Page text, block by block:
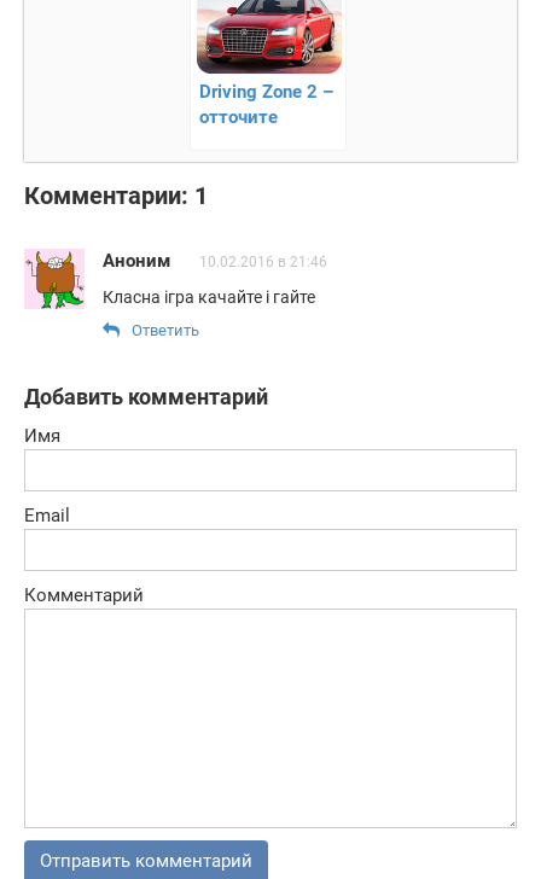
Driving Zone 2 –
отточите
вождения
Комментарии: 1
Аноним 10.02.2016 в 21:46
Класна ігра качайте і гайте
Ответить
Добавить комментарий
Имя
Email
Комментарий